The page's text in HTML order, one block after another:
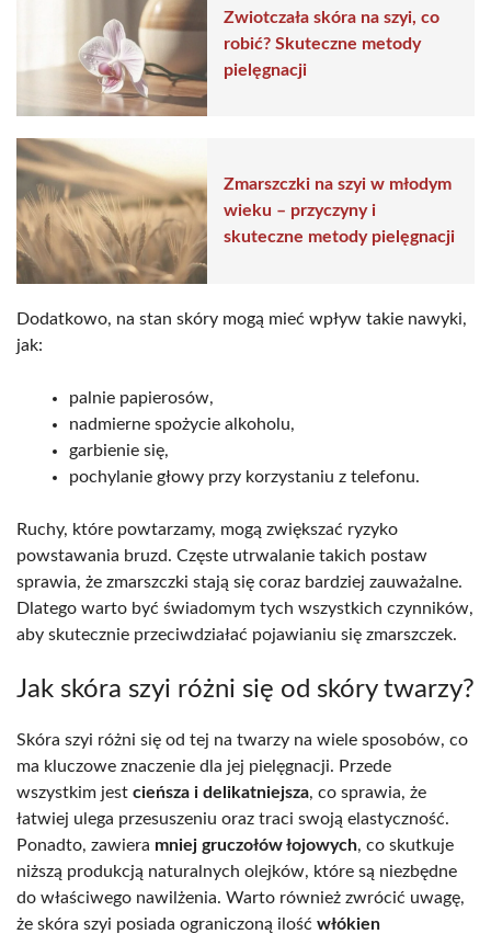
Zwiotczała skóra na szyi, co
robić? Skuteczne metody
pielęgnacji
Zmarszczki na szyi w młodym
wieku – przyczyny i
skuteczne metody pielęgnacji
Dodatkowo, na stan skóry mogą mieć wpływ takie nawyki,
jak:
palnie papierosów,
nadmierne spożycie alkoholu,
garbienie się,
pochylanie głowy przy korzystaniu z telefonu.
Ruchy, które powtarzamy, mogą zwiększać ryzyko
powstawania bruzd. Częste utrwalanie takich postaw
sprawia, że zmarszczki stają się coraz bardziej zauważalne.
Dlatego warto być świadomym tych wszystkich czynników,
aby skutecznie przeciwdziałać pojawianiu się zmarszczek.
Jak skóra szyi różni się od skóry twarzy?
Skóra szyi różni się od tej na twarzy na wiele sposobów, co
ma kluczowe znaczenie dla jej pielęgnacji. Przede
wszystkim jest cieńsza i delikatniejsza, co sprawia, że
łatwiej ulega przesuszeniu oraz traci swoją elastyczność.
Ponadto, zawiera mniej gruczołów łojowych, co skutkuje
niższą produkcją naturalnych olejków, które są niezbędne
do właściwego nawilżenia. Warto również zwrócić uwagę,
że skóra szyi posiada ograniczoną ilość włókien